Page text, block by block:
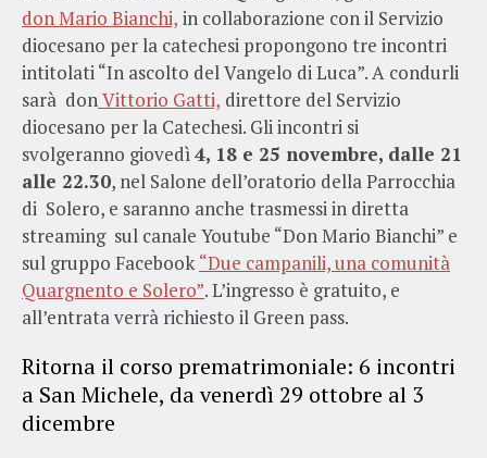
don Mario Bianchi, in collaborazione con il Servizio
diocesano per la catechesi propongono tre incontri
intitolati “In ascolto del Vangelo di Luca”. A condurli
sarà donVittorio Gatti, direttore del Servizio
diocesano per la Catechesi. Gli incontri si
svolgeranno giovedì4, 18 e 25 novembre, dalle 21
alle 22.30, nel Salone dell’oratorio della Parrocchia
di Solero, e saranno anche trasmessi in diretta
streaming sul canale Youtube “Don Mario Bianchi” e
sul gruppo Facebook“Due campanili, una comunità
Quargnento e Solero”. L’ingresso è gratuito, e
all’entrata verrà richiesto il Green pass.
Ritorna il corso prematrimoniale: 6 incontri
a San Michele, da venerdì 29 ottobre al 3
dicembre